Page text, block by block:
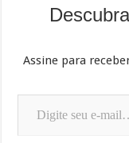
Assine para
Digite seu e-mail…